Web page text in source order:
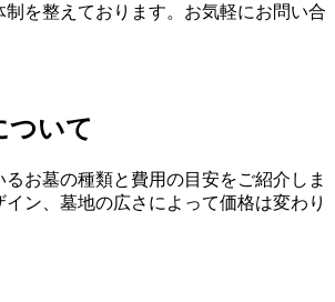
制を整えております。お気軽にお問い合
ついて
お墓の種類と費用の目安をご紹介しま
ン、墓地の広さによって価格は変わり